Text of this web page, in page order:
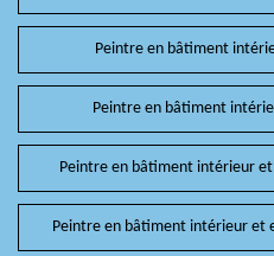
Peintre en bâtiment
Peintre en bâtiment
Peintre en bâtiment intérieur
Peintre en bâtiment intérieur et